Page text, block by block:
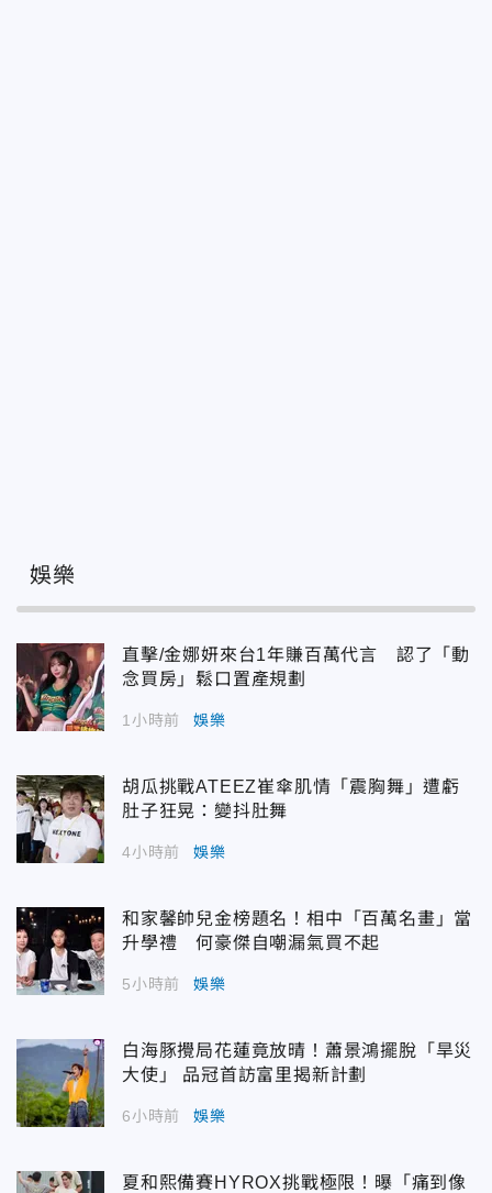
娛樂
直擊/金娜妍來台1年賺百萬代言 認了「動
念買房」鬆口置產規劃
1小時前 娛樂
胡瓜挑戰ATEEZ崔傘肌情「震胸舞」遭虧
肚子狂晃：變抖肚舞
4小時前 娛樂
和家馨帥兒金榜題名！相中「百萬名畫」當
升學禮 何豪傑自嘲漏氣買不起
5小時前 娛樂
白海豚攪局花蓮竟放晴！蕭景鴻擺脫「旱災
大使」 品冠首訪富里揭新計劃
6小時前 娛樂
夏和熙備賽HYROX挑戰極限！曝「痛到像